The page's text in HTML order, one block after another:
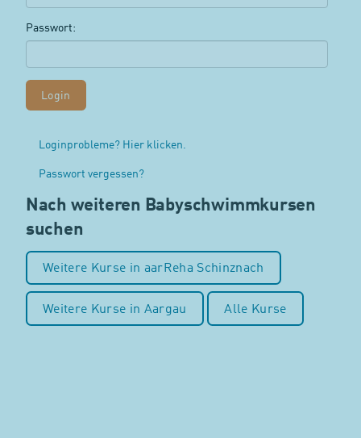
Passwort:
Loginprobleme? Hier klicken.
Passwort vergessen?
Nach weiteren Babyschwimmkursen
suchen
Weitere Kurse in aarReha Schinznach
Weitere Kurse in Aargau Alle Kurse